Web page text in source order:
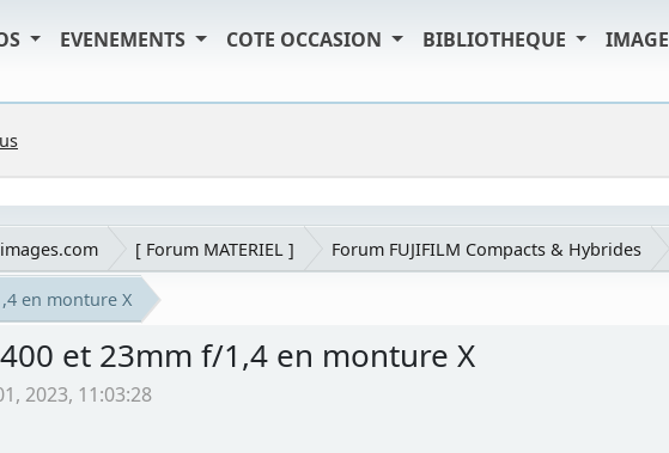
EVENEMENTS COTE OCCASION BIBLIOTHEQUE IMAGE
[ Forum MATERIEL ] Forum FUJIFILM Compacts & Hybrides
en monture X
et 23mm f/1,4 en monture X
2023, 11:03:28